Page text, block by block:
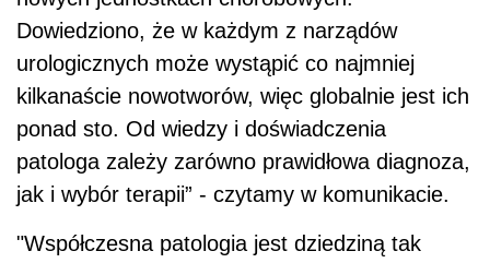
Dowiedziono, że w każdym z narządów
urologicznych może wystąpić co najmniej
kilkanaście nowotworów, więc globalnie jest ich
ponad sto. Od wiedzy i doświadczenia
patologa zależy zarówno prawidłowa diagnoza,
jak i wybór terapii” - czytamy w komunikacie.
"Współczesna patologia jest dziedziną tak